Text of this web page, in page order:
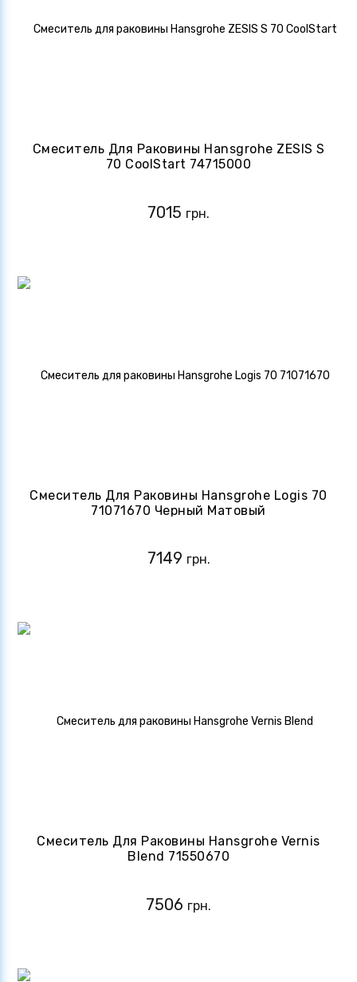
Смеситель Для Раковины Hansgrohe ZESIS S
70 CoolStart 74715000
7015 грн.
Смеситель Для Раковины Hansgrohe Logis 70
71071670 Черный Матовый
7149 грн.
Смеситель Для Раковины Hansgrohe Vernis
Blend 71550670
7506 грн.